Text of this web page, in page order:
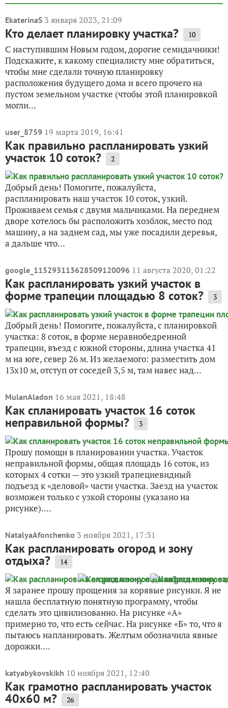
EkaterinaS 3 января 2023, 21:09
Кто делает планировку участка? 10
С наступившим Новым годом, дорогие семидачники!
Подскажите, к какому специалисту мне обратиться,
чтобы мне сделали точную планировку
расположения будущего дома и всего прочего на
пустом земельном участке (чтобы этой планировкой
могли...
user_8759 19 марта 2019, 16:41
Как правильно распланировать узкий
участок 10 соток? 2
Добрый день! Помогите, пожалуйста,
распланировать наш участок 10 соток, узкий.
Проживаем семья с двумя мальчиками. На переднем
дворе хотелось бы расположить хозблок, место под
машину, а на заднем сад, мы уже посадили деревья,
а дальше что...
google_115293113628509120096 11 августа 2020, 01:22
Как распланировать узкий участок в
форме трапеции площадью 8 соток? 3
Добрый день! Помогите, пожалуйста, с планировкой
участка: 8 соток, в форме неравнобедренной
трапеции, въезд с южной стороны, длина участка 41
м на юге, север 26 м. Из желаемого: разместить дом
13х10 м, отступ от соседей 3,5 м, там навес над...
MulanAladon 16 мая 2021, 18:48
Как спланировать участок 16 соток
неправильной формы? 3
Прошу помощи в планировании участка. Участок
неправильной формы, общая площадь 16 соток, из
которых 4 сотки — это узкий трапециевидный
подъезд к «деловой» части участка. Заезд на участок
возможен только с узкой стороны (указано на
рисунке)....
NatalyaAfonchenko 3 ноября 2021, 17:31
Как распланировать огород и зону
отдыха? 14
Я заранее прошу прощения за корявые рисунки. Я не
нашла бесплатную понятную программу, чтобы
сделать это цивилизованно. На рисунке «А»
примерно то, что есть сейчас. На рисунке «Б» то, что я
пытаюсь напланировать. Желтым обозначила явные
дорожки....
katyabykovskikh 10 ноября 2021, 12:40
Как грамотно распланировать участок
40х60 м? 26